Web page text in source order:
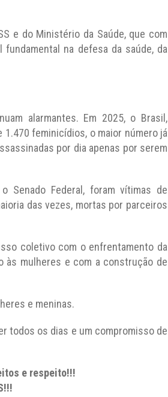
e do Ministério da Saúde, que com
na defesa da saúde, da
alarmantes. Em 2025, o Brasil,
feminicídios, o maior número já
por dia apenas por serem
Senado Federal, foram vítimas de
das vezes, mortas por parceiros
coletivo com o enfrentamento da
às mulheres e com a construção de
e meninas.
todos os dias e um compromisso de
e respeito!!!